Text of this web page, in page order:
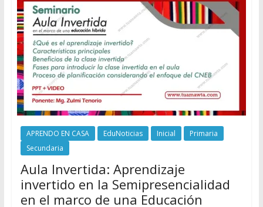
APRENDO EN CASA EduNoticias Inicial
Primaria
Secundaria
Aula Invertida: Aprendizaje
invertido en la Semipresencialidad
en el marco de una Educación